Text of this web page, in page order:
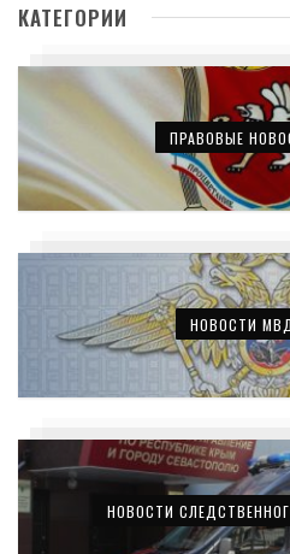
КАТЕГОРИИ
ПРАВОВЫЕ
НОВОСТИ
НОВОСТИ